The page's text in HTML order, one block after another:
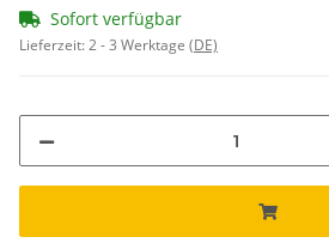
Sofort verfügbar
Lieferzeit:2 - 3 Werktage (DE)